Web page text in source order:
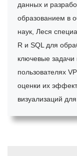
данных и
образованием в
наук, Леся
R и SQL для
ключевые
пользователях
оценки их
визуализаций